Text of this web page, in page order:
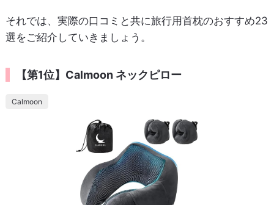
それでは、実際の口コミと共に旅行用首枕のおすすめ23
選をご紹介していきましょう。
【第1位】Calmoon ネックピロー
Calmoon